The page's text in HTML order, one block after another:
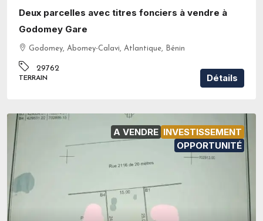
Deux parcelles avec titres fonciers à vendre à
Godomey Gare
Godomey, Abomey-Calavi, Atlantique, Bénin
29762
TERRAIN Détails
A VENDRE INVESTISSEMENT
OPPORTUNITÉ